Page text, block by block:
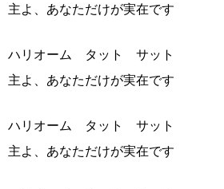
主よ、あなただけが実在です
ハリオーム タット サット
主よ、あなただけが実在です
ハリオーム タット サット
主よ、あなただけが実在です